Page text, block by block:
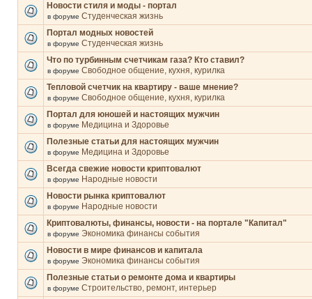
Новости стиля и моды - портал
в форуме Студенческая жизнь
Портал модных новостей
в форуме Студенческая жизнь
Что по турбинным счетчикам газа? Кто ставил?
в форуме Свободное общение, кухня, курилка
Тепловой счетчик на квартиру - ваше мнение?
в форуме Свободное общение, кухня, курилка
Портал для юношей и настоящих мужчин
в форуме Медицина и Здоровье
Полезные статьи для настоящих мужчин
в форуме Медицина и Здоровье
Всегда свежие новости криптовалют
в форуме Народные новости
Новости рынка криптовалют
в форуме Народные новости
Криптовалюты, финансы, новости - на портале "Капитал"
в форуме Экономика финансы события
Новости в мире финансов и капитала
в форуме Экономика финансы события
Полезные статьи о ремонте дома и квартиры
в форуме Строительство, ремонт, интерьер